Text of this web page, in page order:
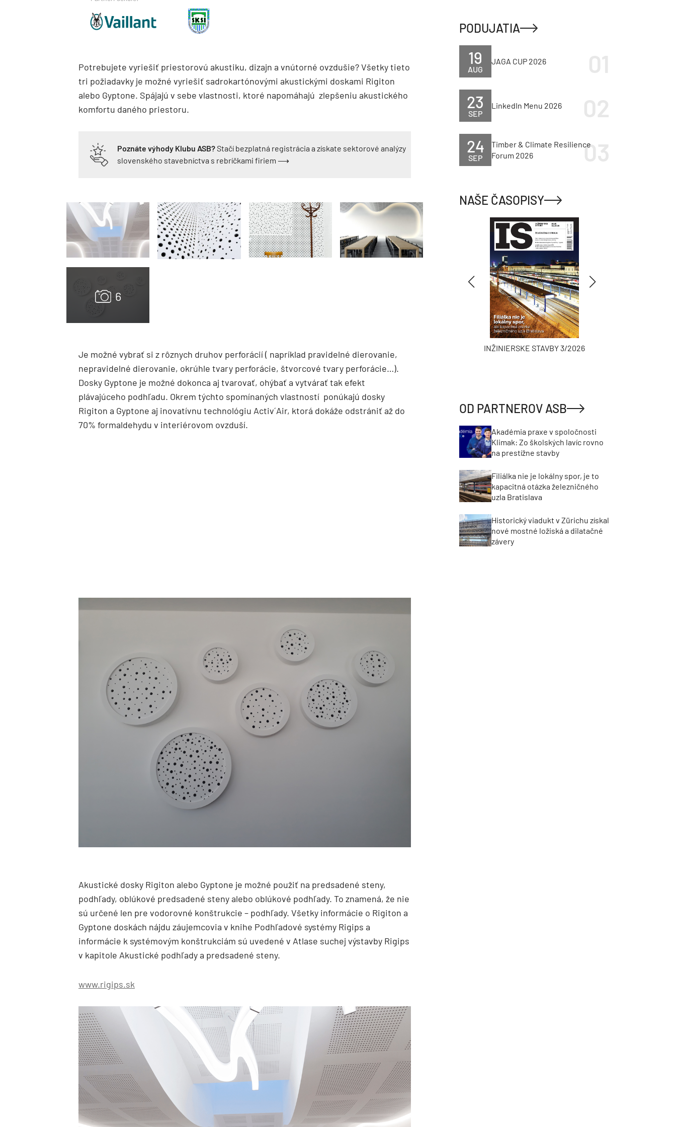
Potrebujete vyriešiť priestorovú akustiku, dizajn a vnútorné ovzdušie? Všetky tieto
tri požiadavky je možné vyriešiť sadrokartónovými akustickými doskami Rigiton
alebo Gyptone. Spájajú v sebe vlastnosti, ktoré napomáhajú zlepšeniu akustického
komfortu daného priestoru.
Poznáte výhody Klubu ASB?Stačí bezplatná registrácia a získate sektorové analýzy
slovenského stavebníctva s rebríčkami firiem ⟶
Je možné vybrať si z rôznych druhov perforácií ( napríklad pravidelné dierovanie,
nepravidelné dierovanie, okrúhle tvary perforácie, štvorcové tvary perforácie…).
Dosky Gyptone je možné dokonca aj tvarovať, ohýbať a vytvárať tak efekt
plávajúceho podhľadu. Okrem týchto spomínaných vlastností ponúkajú dosky
Rigiton a Gyptone aj inovatívnu technológiu Activ´Air, ktorá dokáže odstrániť až do
70% formaldehydu v interiérovom ovzduší.
Akustické dosky Rigiton alebo Gyptone je možné použiť na predsadené steny,
podhľady, oblúkové predsadené steny alebo oblúkové podhľady. To znamená, že nie
sú určené len pre vodorovné konštrukcie – podhľady. Všetky informácie o Rigiton a
Gyptone doskách nájdu záujemcovia v knihe Podhľadové systémy Rigips a
informácie k systémovým konštrukciám sú uvedené v Atlase suchej výstavby Rigips
v kapitole Akustické podhľady a predsadené steny.
www.rigips.sk
PODUJATIA
AUG
19 JAGA CUP 2026
SEP
23 LinkedIn Menu 2026
SEP
24
Timber & Climate Resilience
Forum 2026
NAŠE ČASOPISY
INŽINIERSKE STAVBY 3/2026
OD PARTNEROV ASB
Akadémia praxe v spoločnosti
Klimak: Zo školských lavíc rovno
na prestížne stavby
Filiálka nie je lokálny spor, je to
kapacitná otázka železničného
uzla Bratislava
Historický viadukt v Zürichu získal
nové mostné ložiská a dilatačné
závery